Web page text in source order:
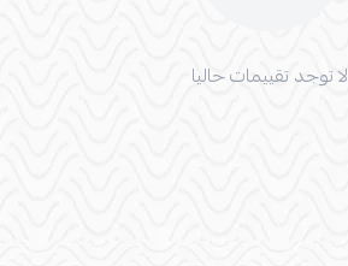
لا توجد تقييمات حاليا